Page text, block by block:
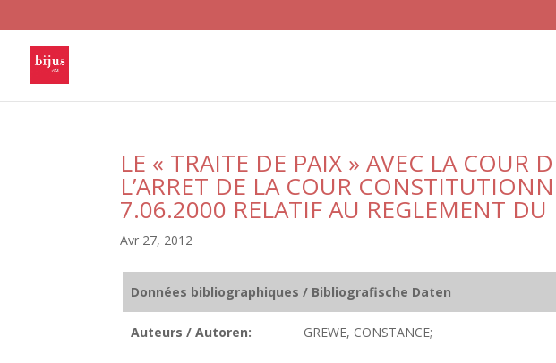
LE « TRAITE DE PAIX » AVEC LA COUR
L’ARRET DE LA COUR
7.06.2000 RELATIF AU REGLEMENT
Avr 27, 2012
Données bibliographiques / Bibliografische Daten
Auteurs / Autoren: GREWE, CONSTANCE;